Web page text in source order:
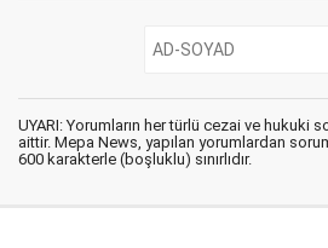
UYARI: Yorumların her türlü cezai ve hukuki
aittir. Mepa News, yapılan yorumlardan
600 karakterle (boşluklu) sınırlıdır.